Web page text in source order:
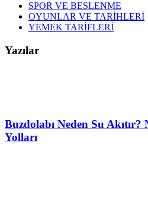
SPOR VE BESLENME
OYUNLAR VE TARİHLERİ
YEMEK TARİFLERİ
Yazılar
Buzdolabı Neden Su Akıtır?
Yolları